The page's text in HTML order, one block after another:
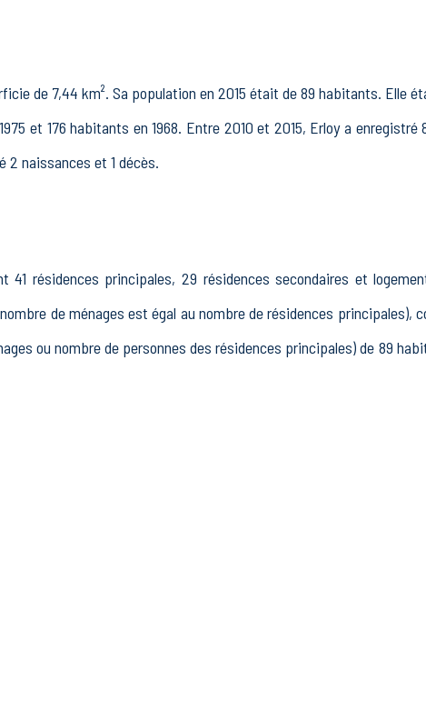
de 7,44 km². Sa population en 2015 était de 89 habitants. Elle
et 176 habitants en 1968. Entre 2010 et 2015, Erloy a enregistré
2 naissances et 1 décès.
41 résidences principales, 29 résidences secondaires et
de ménages est égal au nombre de résidences principales),
ou nombre de personnes des résidences principales) de 89